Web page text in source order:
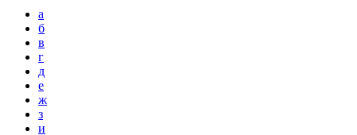
а
б
в
г
д
е
ж
з
и